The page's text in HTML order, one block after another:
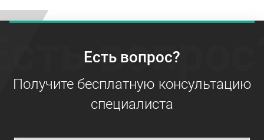
Есть вопрос?
Получите бесплатную консультацию
специалиста